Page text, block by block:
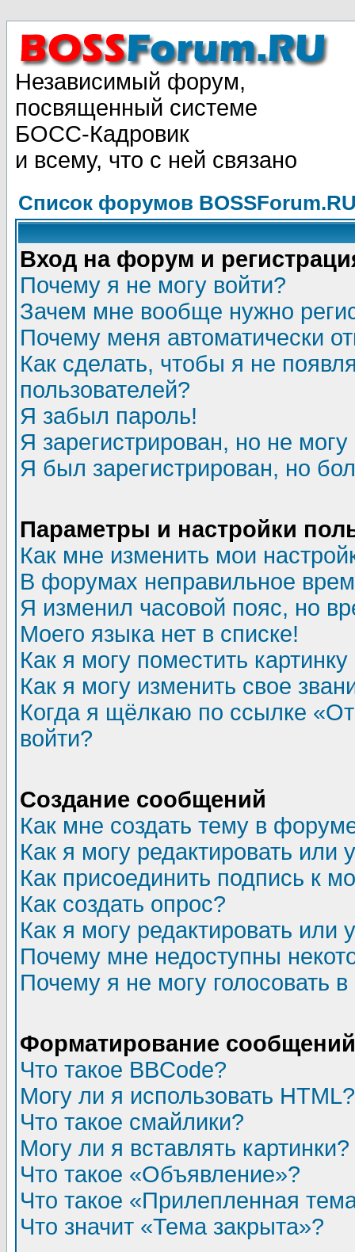
Независимый форум,
посвященный системе
БОСС-Кадровик
и всему, что с ней связано
Список форумов
Вход на форум и
Почему я не могу войти?
Зачем мне вообще нужно
Почему меня автоматически
Как сделать, чтобы я не
пользователей?
Я забыл пароль!
Я зарегистрирован, но не могу
Я был зарегистрирован, но
Параметры и настройки
Как мне изменить мои
В форумах неправильное
Я изменил часовой пояс, но
Моего языка нет в списке!
Как я могу поместить
Как я могу изменить свое
Когда я щёлкаю по ссылке
войти?
Создание сообщений
Как мне создать тему в
Как я могу редактировать или
Как присоединить подпись к
Как создать опрос?
Как я могу редактировать или
Почему мне недоступны
Почему я не могу голосовать
Форматирование
Что такое BBCode?
Могу ли я использовать HTML?
Что такое смайлики?
Могу ли я вставлять картинки?
Что такое «Объявление»?
Что такое «Прилепленная
Что значит «Тема закрыта»?